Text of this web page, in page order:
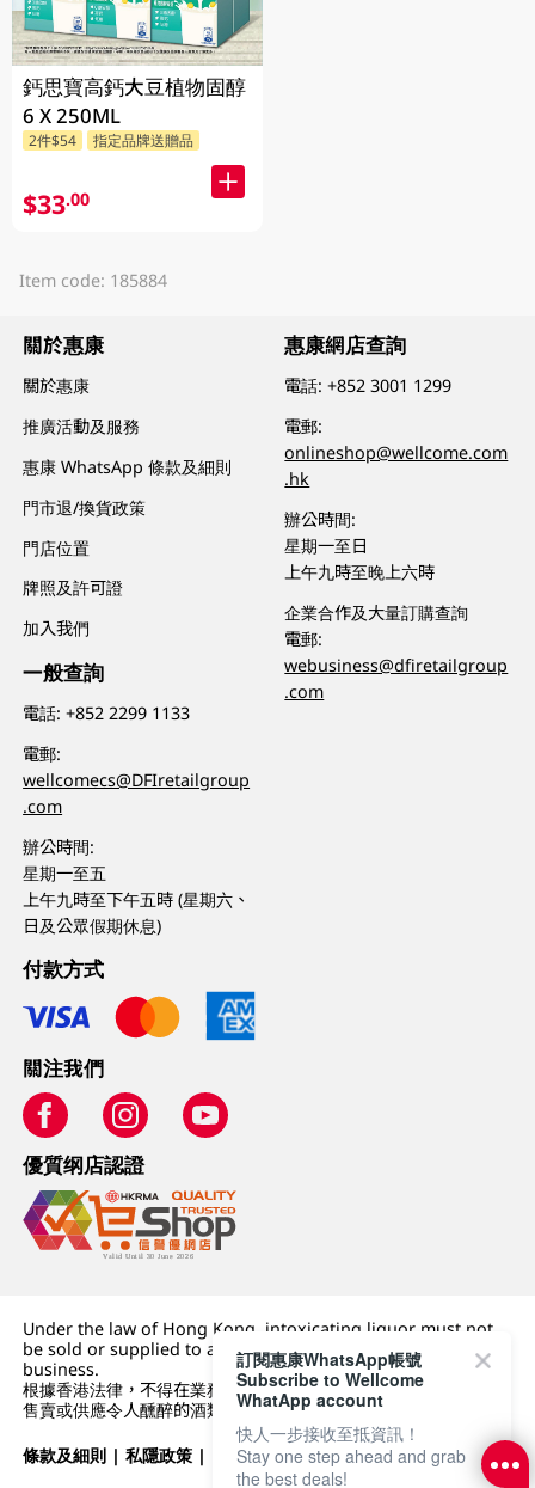
鈣思寶高鈣大豆植物固醇
6 X 250ML
2件$54 指定品牌送贈品
$33.00
Item code: 185884
關於惠康
關於惠康
推廣活動及服務
惠康 WhatsApp 條款及細則
門市退/換貨政策
門店位置
牌照及許可證
加入我們
一般查詢
電話:+852 2299 1133
電郵:
wellcomecs@DFIretailgroup
.com
辦公時間:
星期一至五
上午九時至下午五時 (星期六、
日及公眾假期休息)
惠康網店查詢
電話:+852 3001 1299
電郵:
onlineshop@wellcome.com
.hk
辦公時間:
星期一至日
上午九時至晚上六時
企業合作及大量訂購查詢
電郵:
webusiness@dfiretailgroup
.com
付款方式
關注我們
優質纲店認證
Under the law of Hong Kong, intoxicating liquor must not
be sold or supplied to a minor (under 18) in the course of
business.
根據香港法律，不得在業務過程中，向未成年人 (18 歲以下人士)
售賣或供應令人醺醉的酒類。
條款及細則 |私隱政策 | DFI零售集團
訂閱惠康WhatsApp帳號
Subscribe to Wellcome
WhatApp account
快人一步接收至抵資訊！
Stay one step ahead and grab
the best deals!